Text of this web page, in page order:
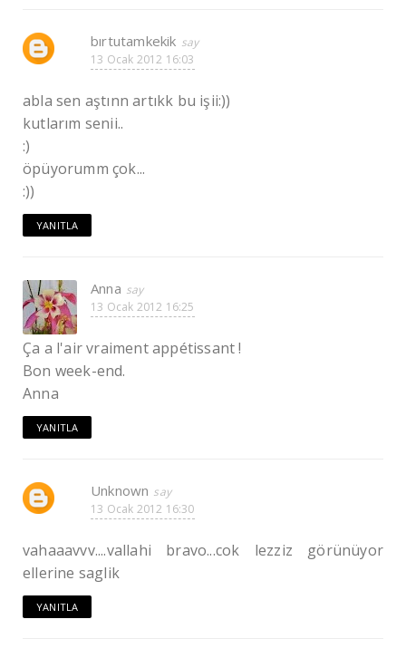
bırtutamkekik
13 Ocak 2012 16:03
abla sen aştınn artıkk bu işii:))
kutlarım senii..
:)
öpüyorumm çok...
:))
YANITLA
Anna
13 Ocak 2012 16:25
Ça a l'air vraiment appétissant !
Bon week-end.
Anna
YANITLA
Unknown
13 Ocak 2012 16:30
vahaaavvv....vallahi bravo...cok lezziz görünüyor
ellerine saglik
YANITLA